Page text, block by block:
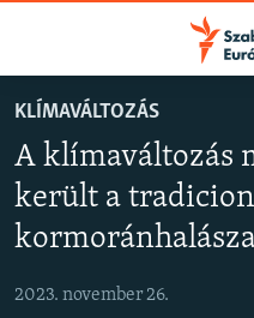
Akadálymentes
Ugrás
oldalra
Ugrás
AKTUÁLIS
PODCASTOK
ELEMZŐ
KLÍMAVÁLTOZÁS
A klímaváltozás
került a
2023. november 26.